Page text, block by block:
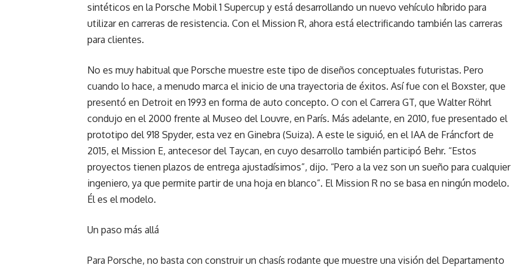
sintéticos en la Porsche Mobil 1 Supercup y está desarrollando un nuevo vehículo híbrido para
utilizar en carreras de resistencia. Con el Mission R, ahora está electrificando también las carreras
para clientes.
No es muy habitual que Porsche muestre este tipo de diseños conceptuales futuristas. Pero
cuando lo hace, a menudo marca el inicio de una trayectoria de éxitos. Así fue con el Boxster, que
presentó en Detroit en 1993 en forma de auto concepto. O con el Carrera GT, que Walter Röhrl
condujo en el 2000 frente al Museo del Louvre, en París. Más adelante, en 2010, fue presentado el
prototipo del 918 Spyder, esta vez en Ginebra (Suiza). A este le siguió, en el IAA de Fráncfort de
2015, el Mission E, antecesor del Taycan, en cuyo desarrollo también participó Behr. “Estos
proyectos tienen plazos de entrega ajustadísimos”, dijo. “Pero a la vez son un sueño para cualquier
ingeniero, ya que permite partir de una hoja en blanco”. El Mission R no se basa en ningún modelo.
Él es el modelo.
Un paso más allá
Para Porsche, no basta con construir un chasís rodante que muestre una visión del Departamento